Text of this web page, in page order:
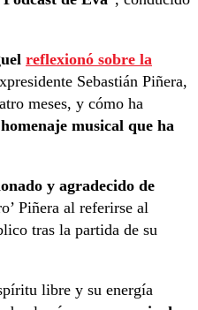
reflexionó sobre la
Sebastián Piñera,
meses, y cómo ha
homenaje musical que ha
y agradecido de
Piñera al referirse al
tras la partida de su
libre y su energía